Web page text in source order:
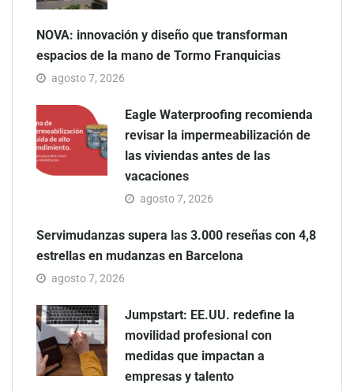
NOVA: innovación y diseño que transforman
espacios de la mano de Tormo Franquicias
agosto 7, 2026
Eagle Waterproofing recomienda
revisar la impermeabilización de
las viviendas antes de las
vacaciones
agosto 7, 2026
Servimudanzas supera las 3.000 reseñas con 4,8
estrellas en mudanzas en Barcelona
agosto 7, 2026
Jumpstart: EE.UU. redefine la
movilidad profesional con
medidas que impactan a
empresas y talento